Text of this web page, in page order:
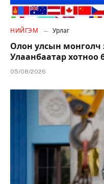
НИЙГЭМ Урлаг
Олон улсын монголч
Улаанбаатар хотноо
05/08/2026